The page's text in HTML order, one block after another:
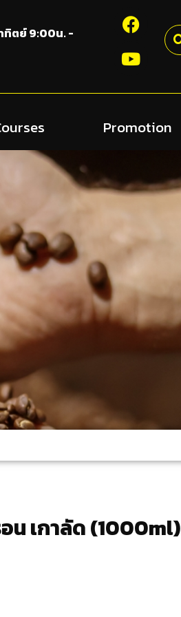
ทิตย์ 9:00น. -
Promotion
อน เกาลัด (1000ml)